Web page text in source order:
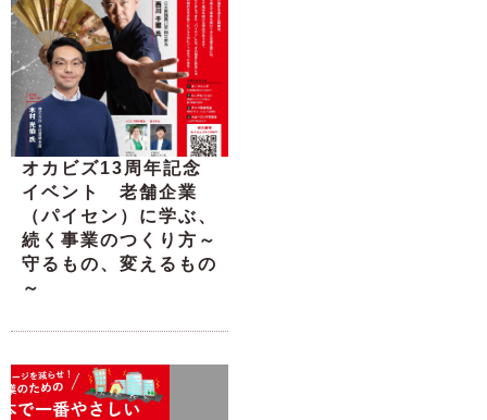
オカビズ13周年記念
イベント 老舗企業
（パイセン）に学ぶ、
続く事業のつくり方～
守るもの、変えるもの
～